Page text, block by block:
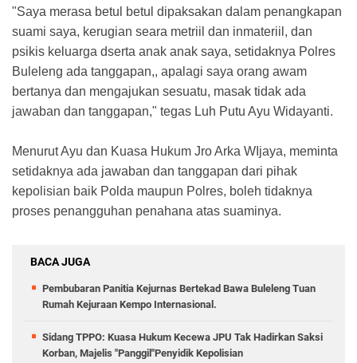
"Saya merasa betul betul dipaksakan dalam penangkapan
suami saya, kerugian seara metriil dan inmateriil, dan
psikis keluarga dserta anak anak saya, setidaknya Polres
Buleleng ada tanggapan,, apalagi saya orang awam
bertanya dan mengajukan sesuatu, masak tidak ada
jawaban dan tanggapan," tegas Luh Putu Ayu Widayanti.
Menurut Ayu dan Kuasa Hukum Jro Arka WIjaya, meminta
setidaknya ada jawaban dan tanggapan dari pihak
kepolisian baik Polda maupun Polres, boleh tidaknya
proses penangguhan penahana atas suaminya.
BACA JUGA
Pembubaran Panitia Kejurnas Bertekad Bawa Buleleng Tuan
Rumah Kejuraan Kempo Internasional.
Sidang TPPO: Kuasa Hukum Kecewa JPU Tak Hadirkan Saksi
Korban, Majelis "Panggil"Penyidik Kepolisian